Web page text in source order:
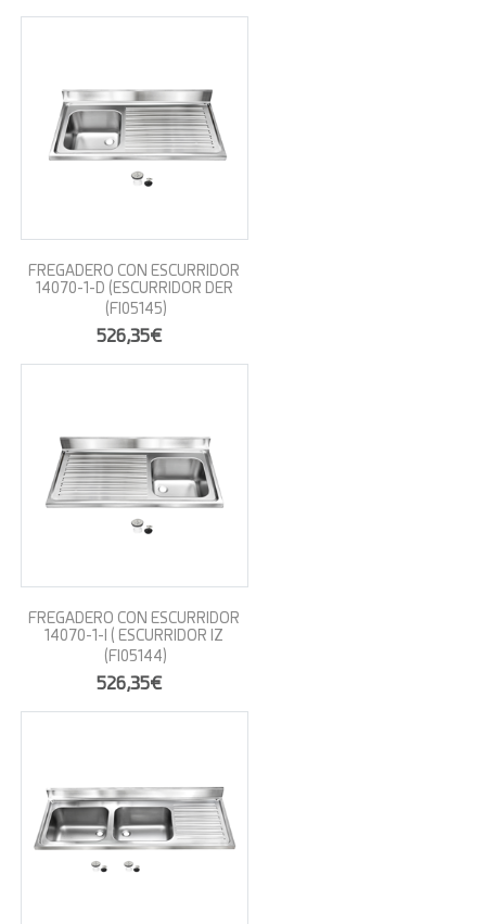
FREGADERO CON ESCURRIDOR
14070-1-D (ESCURRIDOR DER
(FI05145)
526,35€
FREGADERO CON ESCURRIDOR
14070-1-I ( ESCURRIDOR IZ
(FI05144)
526,35€